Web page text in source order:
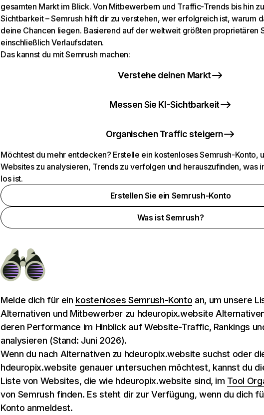
gesamten Markt im Blick. Von Mitbewerbern und Traffic-Trends bis hin
Sichtbarkeit – Semrush hilft dir zu verstehen, wer erfolgreich ist, warum
deine Chancen liegen. Basierend auf der weltweit größten proprietären
einschließlich Verlaufsdaten.
Das kannst du mit Semrush machen:
Verstehe deinen Markt
Messen Sie KI-Sichtbarkeit
Organischen Traffic steigern
Möchtest du mehr entdecken? Erstelle ein kostenloses Semrush-Konto,
Websites zu analysieren, Trends zu verfolgen und herauszufinden, was
los ist.
Erstellen Sie ein Semrush-Konto
Was ist Semrush?
Melde dich für ein kostenloses Semrush-Konto an, um unsere
Alternativen und Mitbewerber zu hdeuropix.website
deren Performance im Hinblick auf Website-Traffic, Rankings
analysieren (Stand: Juni 2026).
Wenn du nach Alternativen zu hdeuropix.website suchst oder
hdeuropix.website genauer untersuchen möchtest, kannst du
Liste von Websites, die wie hdeuropix.website sind, im Tool
von Semrush finden. Es steht dir zur Verfügung, wenn du dich
Konto anmeldest.